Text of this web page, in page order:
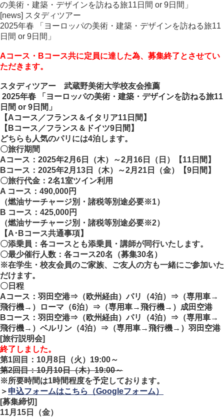
の美術・建築・デザインを訪ねる旅11日間 or 9日間」
[news] スタディツアー
2025年春 「ヨーロッパの美術・建築・デザインを訪ねる旅11
日間 or 9日間」
Aコース・Bコース共に定員に達した為、募集終了とさせてい
ただきます。
スタディツアー 武蔵野美術大学校友会推薦
2025年春 「ヨーロッパの美術・建築・デザインを訪ねる旅11
日間 or 9日間」
【Aコース／フランス＆イタリア11日間】
【Bコース／フランス＆ドイツ9日間】
どちらも人気のパリには4泊します。
〇旅行期間
Aコース： 2025年2月6日（木）～2月16日（日）【11日間】
Bコース： 2025年2月13日（木）～2月21日（金）【9日間】
〇旅行代金：2名1室ツイン利用
A コース：490,000円
（燃油サーチャージ別・諸税等別途必要※1）
B コース：425,000円
（燃油サーチャージ別・諸税等別途必要※2）
【A･Bコース共通事項】
〇添乗員：各コースとも添乗員・講師が同行いたします。
〇最少催行人数：各コース20名（募集30名）
※在学生・校友会員のご家族、ご友人の方も一緒にご参加いた
だけます。
〇日程
Aコース ：羽田空港⇒（欧州経由）パリ（4泊）⇒（専用車→
飛行機→）ローマ（6泊）⇒（専用車→飛行機→）成田空港
Bコース ：羽田空港⇒（欧州経由）パリ（4泊）⇒（専用車→
飛行機→）ベルリン（4泊）⇒（専用車→飛行機→）羽田空港
[旅行説明会]
終了しました。
第1回目：10月8日（火）19:00～
第2回目：10月10日（木）19:00～
※所要時間は1時間程度を予定しております。
＞ 申込フォームはこちら（Googleフォーム）
[募集締切]
11月15日（金）